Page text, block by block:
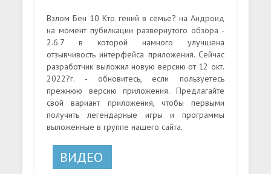
Взлом Бен 10 Кто гений в семье? на Андроид
на момент пубилкации развернутого обзора -
2.6.7 в которой намного улучшена
отзывчивость интерфейса приложения. Сейчас
разработчик выложил новую версию от 12 окт.
2022?г. - обновитесь, если пользуетесь
прежнюю версию приложения. Предлагайте
свой вариант приложения, чтобы первыми
получить легендарные игры и программы
выложенные в группе нашего сайта.
ВИДЕО